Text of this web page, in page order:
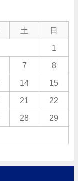
土 日
1
7 8
14 15
21 22
28 29